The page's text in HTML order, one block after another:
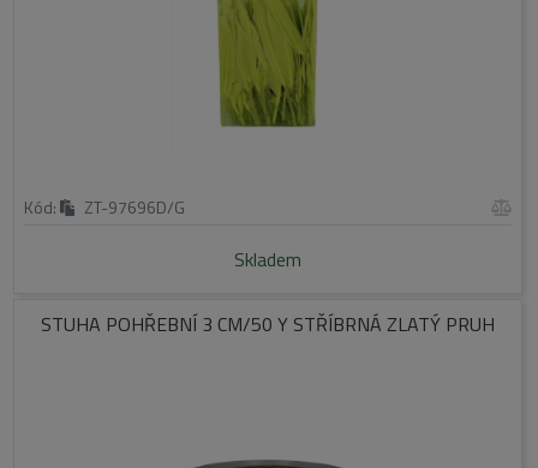
Kód: ZT-97696D/G
Skladem
STUHA POHŘEBNÍ 3 CM/50 Y STŘÍBRNÁ ZLATÝ PRUH